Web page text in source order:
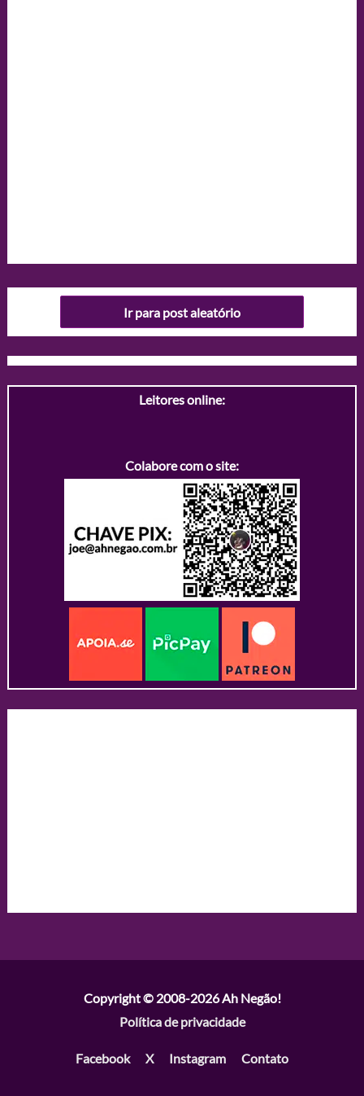
Ir para post aleatório
Leitores online:
Colabore com o site:
Copyright © 2008-2026Ah Negão!
Política de privacidade
Facebook X Instagram Contato